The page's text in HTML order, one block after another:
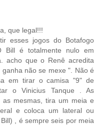
que legal!!!
esses jogos do Botafogo
Bill é totalmente nulo em
acho que o Renê acredita
não se mexe ". Não é
em tirar o camisa "9" de
o Vinicius Tanque . As
mesmas, tira um meia e
e coloca um lateral ou
, é sempre seis por meia